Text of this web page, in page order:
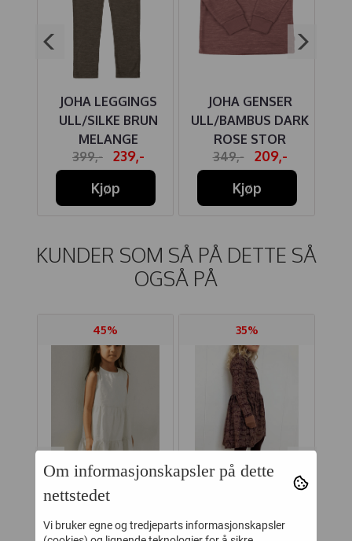
JOHA LEGGINGS
ULL/SILKE BRUN
MELANGE
399,-
239,-
Kjøp
JOHA GENSER
ULL/BAMBUS DARK
ROSE STOR
349,-
209,-
Kjøp
KUNDER SOM SÅ PÅ DETTE SÅ
OGSÅ PÅ
45%
WHEAT KJOLE LUISE
35%
GRO KJOLE JERSEY
Om informasjonskapsler på dette
nettstedet
Vi bruker egne og tredjeparts informasjonskapsler